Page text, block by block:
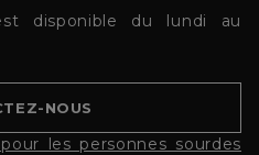
disponible du lundi au
NOUS
les personnes sourdes